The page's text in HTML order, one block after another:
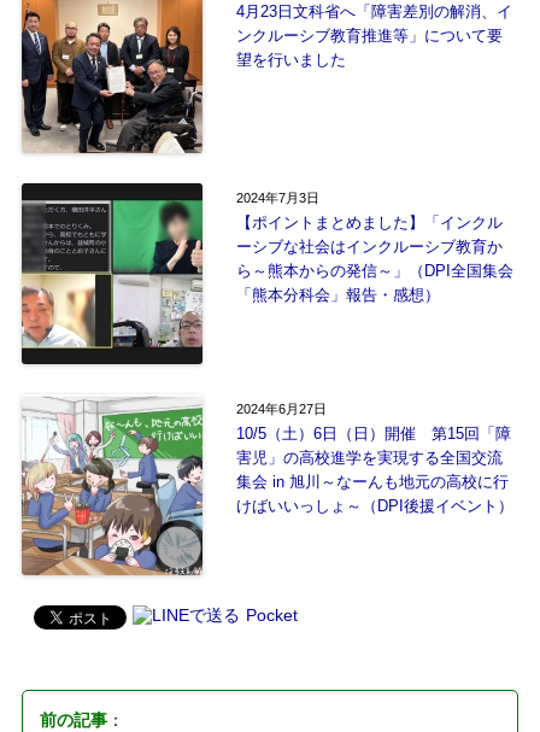
4月23日文科省へ「障害差別の解消、イ
ンクルーシブ教育推進等」について要
望を行いました
2024年7月3日
【ポイントまとめました】「インクル
ーシブな社会はインクルーシブ教育か
ら～熊本からの発信～」（DPI全国集会
「熊本分科会」報告・感想）
2024年6月27日
10/5（土）6日（日）開催 第15回「障
害児」の高校進学を実現する全国交流
集会 in 旭川～なーんも地元の高校に行
けばいいっしょ～（DPI後援イベント）
Pocket
前の記事：